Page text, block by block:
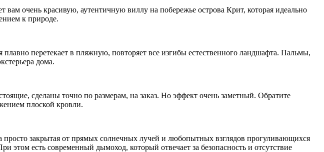
очень красивую, аутентичную виллу на побережье острова Крит, которая идеально
к природе.
перетекает в пляжную, повторяет все изгибы естественного ландшафта. Пальмы,
дома.
сделаны точно по размерам, на заказ. Но эффект очень заметный. Обратите
плоской кровли.
просто закрытая от прямых солнечных лучей и любопытных взглядов прогуливающихся
есть современный дымоход, который отвечает за безопасность и отсутствие